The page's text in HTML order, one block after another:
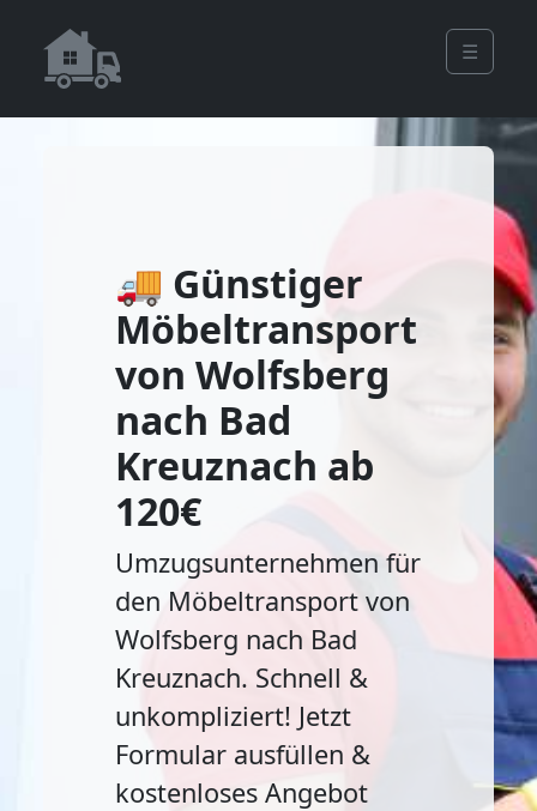
☰
🚚 Günstiger
Möbeltransport
von Wolfsberg
nach Bad
Kreuznach ab
120€
Umzugsunternehmen für
den Möbeltransport von
Wolfsberg nach Bad
Kreuznach. Schnell &
unkompliziert! Jetzt
Formular ausfüllen &
kostenloses Angebot